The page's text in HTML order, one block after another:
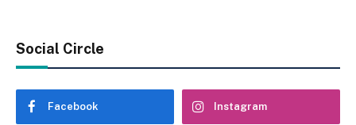
Social Circle
Facebook Instagram